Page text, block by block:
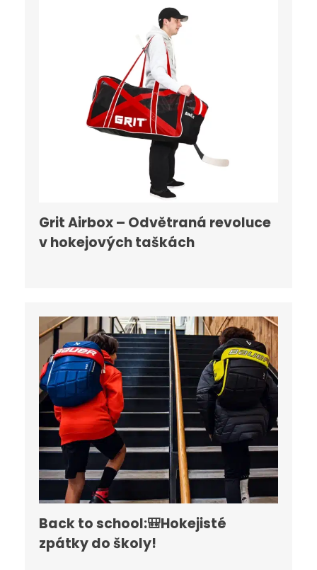
Grit Airbox – Odvětraná revoluce
v hokejových taškách
Back to school:🎒Hokejisté
zpátky do školy!